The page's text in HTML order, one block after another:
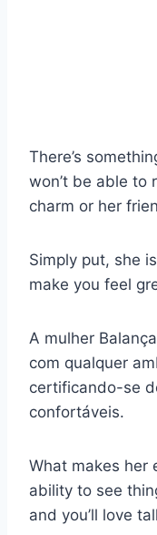
There’s
won’t be able to
charm or her
Simply put, she
make you feel
A mulher
com qualquer
certificando-se
confortáveis.
What makes her
ability to see
and you’ll love